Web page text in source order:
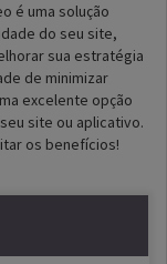
é uma solução
do seu site,
sua estratégia
de minimizar
excelente opção
site ou aplicativo.
os benefícios!